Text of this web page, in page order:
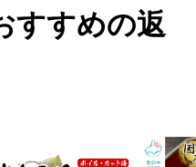
ケトウダラから獲れる良
ヤ」とも呼ばれていま
。
すすめの返